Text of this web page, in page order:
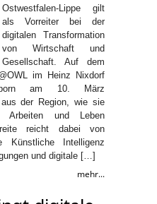
Ostwestfalen-Lippe gilt
als Vorreiter bei der
digitalen Transformation
von Wirtschaft und
Gesellschaft. Auf dem
im Heinz Nixdorf
am 10. März
der Region, wie sie
Arbeiten und Leben
reicht dabei von
Künstliche Intelligenz
und digitale […]
mehr...